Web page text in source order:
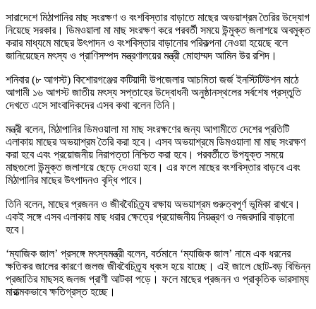
সারাদেশে মিঠাপানির মাছ সংরক্ষণ ও বংশবিস্তার বাড়াতে মাছের অভয়াশ্রম তৈরির উদ্যোগ
নিয়েছে সরকার। ডিমওয়ালা মা মাছ সংরক্ষণ করে পরবর্তী সময়ে উন্মুক্ত জলাশয়ে অবমুক্ত
করার মাধ্যমে মাছের উৎপাদন ও বংশবিস্তার বাড়ানোর পরিকল্পনা নেওয়া হয়েছে বলে
জানিয়েছেন মৎস্য ও প্রাণিসম্পদ মন্ত্রণালয়ের মন্ত্রী মোহাম্মদ আমিন উর রশিদ।
শনিবার (৮ আগস্ট) কিশোরগঞ্জের কটিয়াদী উপজেলার আচমিতা জর্জ ইনস্টিটিউশন মাঠে
আগামী ১৬ আগস্ট জাতীয় মৎস্য সপ্তাহের উদ্বোধনী অনুষ্ঠানস্থলের সর্বশেষ প্রস্তুতি
দেখতে এসে সাংবাদিকদের এসব কথা বলেন তিনি।
মন্ত্রী বলেন, মিঠাপানির ডিমওয়ালা মা মাছ সংরক্ষণের জন্য আগামীতে দেশের প্রতিটি
এলাকায় মাছের অভয়াশ্রম তৈরি করা হবে। এসব অভয়াশ্রমে ডিমওয়ালা মা মাছ সংরক্ষণ
করা হবে এবং প্রয়োজনীয় নিরাপত্তা নিশ্চিত করা হবে। পরবর্তীতে উপযুক্ত সময়ে
মাছগুলো উন্মুক্ত জলাশয়ে ছেড়ে দেওয়া হবে। এর ফলে মাছের বংশবিস্তার বাড়বে এবং
মিঠাপানির মাছের উৎপাদনও বৃদ্ধি পাবে।
তিনি বলেন, মাছের প্রজনন ও জীববৈচিত্র্য রক্ষায় অভয়াশ্রম গুরুত্বপূর্ণ ভূমিকা রাখবে।
একই সঙ্গে এসব এলাকায় মাছ ধরার ক্ষেত্রে প্রয়োজনীয় নিয়ন্ত্রণ ও নজরদারি বাড়ানো
হবে।
‘ম্যাজিক জাল’ প্রসঙ্গে মৎস্যমন্ত্রী বলেন, বর্তমানে ‘ম্যাজিক জাল’ নামে এক ধরনের
ক্ষতিকর জালের কারণে জলজ জীববৈচিত্র্য ধ্বংস হয়ে যাচ্ছে। এই জালে ছোট-বড় বিভিন্ন
প্রজাতির মাছসহ জলজ প্রাণী আটকা পড়ে। ফলে মাছের প্রজনন ও প্রাকৃতিক ভারসাম্য
মারাত্মকভাবে ক্ষতিগ্রস্ত হচ্ছে।